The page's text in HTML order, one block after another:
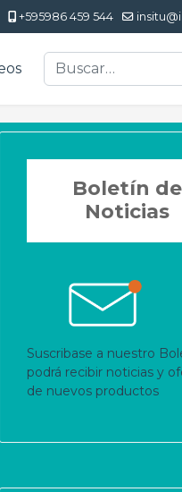
+595986 459 544
Buscar
Boletín de
Noticias
Suscribase a nuestro
podrá recibir noticias y
de nuevos productos